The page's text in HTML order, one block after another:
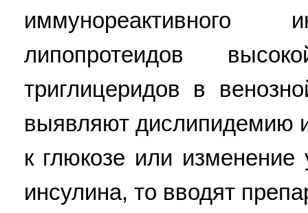
иммунореактивного
липопротеидов
триглицеридов в
выявляют дислипидемию
к глюкозе или изменение
инсулина, то вводят